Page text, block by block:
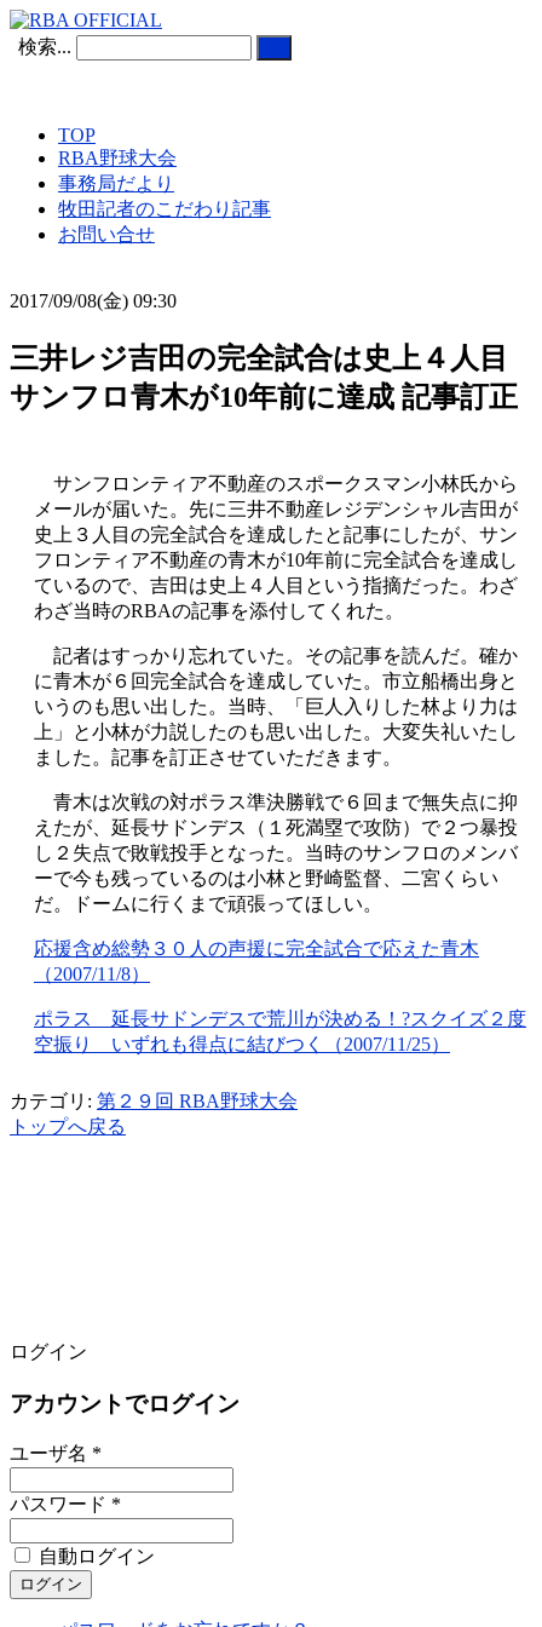
検索...
TOP
RBA野球大会
事務局だより
牧田記者のこだわり記事
お問い合せ
2017/09/08(金) 09:30
三井レジ吉田の完全試合は史上４人目
サンフロ青木が10年前に達成 記事訂正
サンフロンティア不動産のスポークスマン小林氏から
メールが届いた。先に三井不動産レジデンシャル吉田が
史上３人目の完全試合を達成したと記事にしたが、サン
フロンティア不動産の青木が10年前に完全試合を達成し
ているので、吉田は史上４人目という指摘だった。わざ
わざ当時のRBAの記事を添付してくれた。
記者はすっかり忘れていた。その記事を読んだ。確か
に青木が６回完全試合を達成していた。市立船橋出身と
いうのも思い出した。当時、「巨人入りした林より力は
上」と小林が力説したのも思い出した。大変失礼いたし
ました。記事を訂正させていただきます。
青木は次戦の対ポラス準決勝戦で６回まで無失点に抑
えたが、延長サドンデス（１死満塁で攻防）で２つ暴投
し２失点で敗戦投手となった。当時のサンフロのメンバ
ーで今も残っているのは小林と野崎監督、二宮くらい
だ。ドームに行くまで頑張ってほしい。
応援含め総勢３０人の声援に完全試合で応えた青木
（2007/11/8）
ポラス 延長サドンデスで荒川が決める！?スクイズ２度
空振り いずれも得点に結びつく（2007/11/25）
カテゴリ: 第２９回 RBA野球大会
トップへ戻る
ログイン
アカウントでログイン
ユーザ名 *
パスワード *
自動ログイン